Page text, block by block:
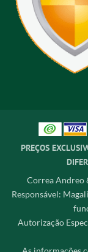
PREÇOS
Correa Andreo
Responsável:
Autorização